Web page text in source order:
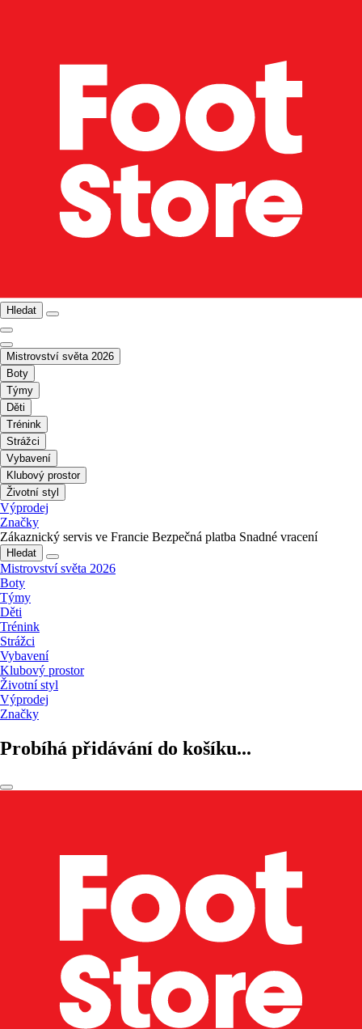
Hledat
Mistrovství světa 2026
Boty
Týmy
Děti
Trénink
Strážci
Vybavení
Klubový prostor
Životní styl
Výprodej
Značky
Zákaznický servis ve Francie Bezpečná platba Snadné vracení
Hledat
Mistrovství světa 2026
Boty
Týmy
Děti
Trénink
Strážci
Vybavení
Klubový prostor
Životní styl
Výprodej
Značky
Probíhá přidávání do košíku...